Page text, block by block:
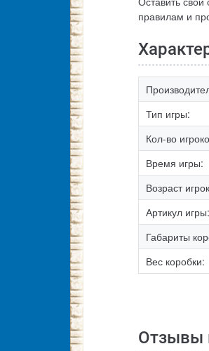
правилам и
Тип игры:
Кол-во
Время игры:
Возраст
Артикул игры:
Габариты
Вес коробки:
Отзывы